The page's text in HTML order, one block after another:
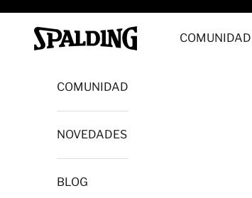
Spalding cl COMUNIDAD
COMUNIDAD
NOVEDADES
BLOG